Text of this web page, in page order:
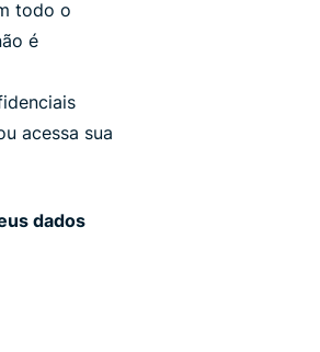
todo o
é
acessa sua
dados